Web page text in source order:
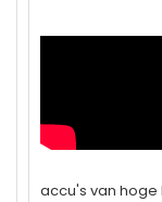
accu's van